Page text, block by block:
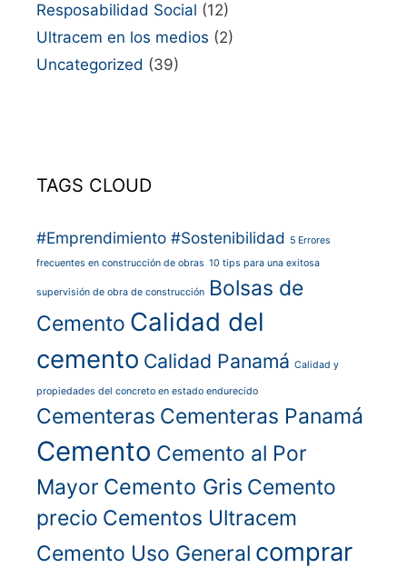
Resposabilidad Social (12)
Ultracem en los medios (2)
Uncategorized (39)
TAGS CLOUD
#Emprendimiento #Sostenibilidad 5 Errores
frecuentes en construcción de obras 10 tips para una exitosa
supervisión de obra de construcción Bolsas de
Cemento Calidad del
cemento Calidad Panamá Calidad y
propiedades del concreto en estado endurecido
Cementeras Cementeras Panamá
Cemento Cemento al Por
Mayor Cemento Gris Cemento
precio Cementos Ultracem
Cemento Uso General comprar